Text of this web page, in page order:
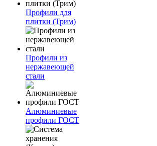
Профили для
плитки (Трим)
Профили из
нержавеющей
стали
Алюминиевые
профили ГОСТ